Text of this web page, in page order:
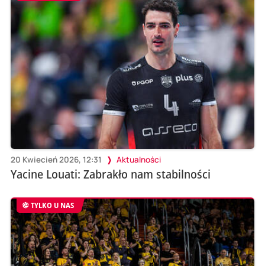
20 Kwiecień 2026, 12:31 Aktualności
Yacine Louati: Zabrakło nam stabilności
TYLKO U NAS